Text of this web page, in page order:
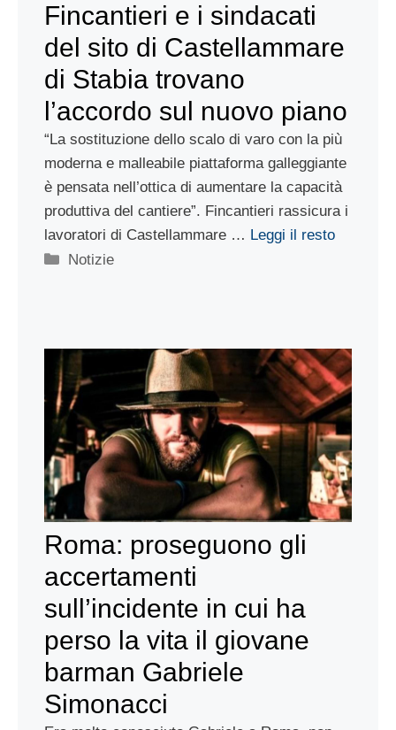
Fincantieri e i sindacati
del sito di Castellammare
di Stabia trovano
l’accordo sul nuovo piano
“La sostituzione dello scalo di varo con la più
moderna e malleabile piattaforma galleggiante
è pensata nell’ottica di aumentare la capacità
produttiva del cantiere”. Fincantieri rassicura i
lavoratori di Castellammare … Leggi il resto
Categorie
Notizie
Roma: proseguono gli
accertamenti
sull’incidente in cui ha
perso la vita il giovane
barman Gabriele
Simonacci